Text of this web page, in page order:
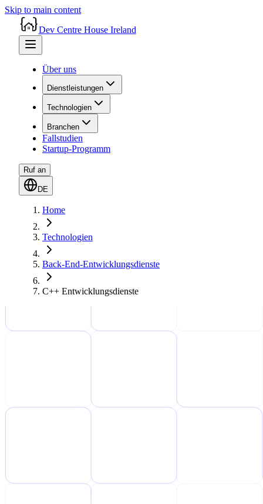
Skip to main content
Dev Centre House Ireland
Über uns
Dienstleistungen
Technologien
Branchen
Fallstudien
Startup-Programm
Ruf an
DE
Home
Technologien
Back-End-Entwicklungsdienste
C++ Entwicklungsdienste